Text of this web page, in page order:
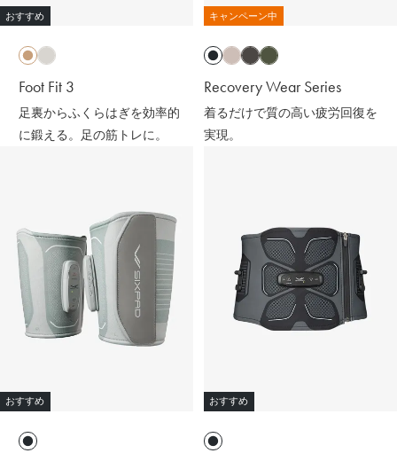
おすすめ
Foot Fit 3
足裏からふくらはぎを効率的
に鍛える。足の筋トレに。
キャンペーン中
Recovery Wear Series
着るだけで質の高い疲労回復を
実現。
おすすめ おすすめ